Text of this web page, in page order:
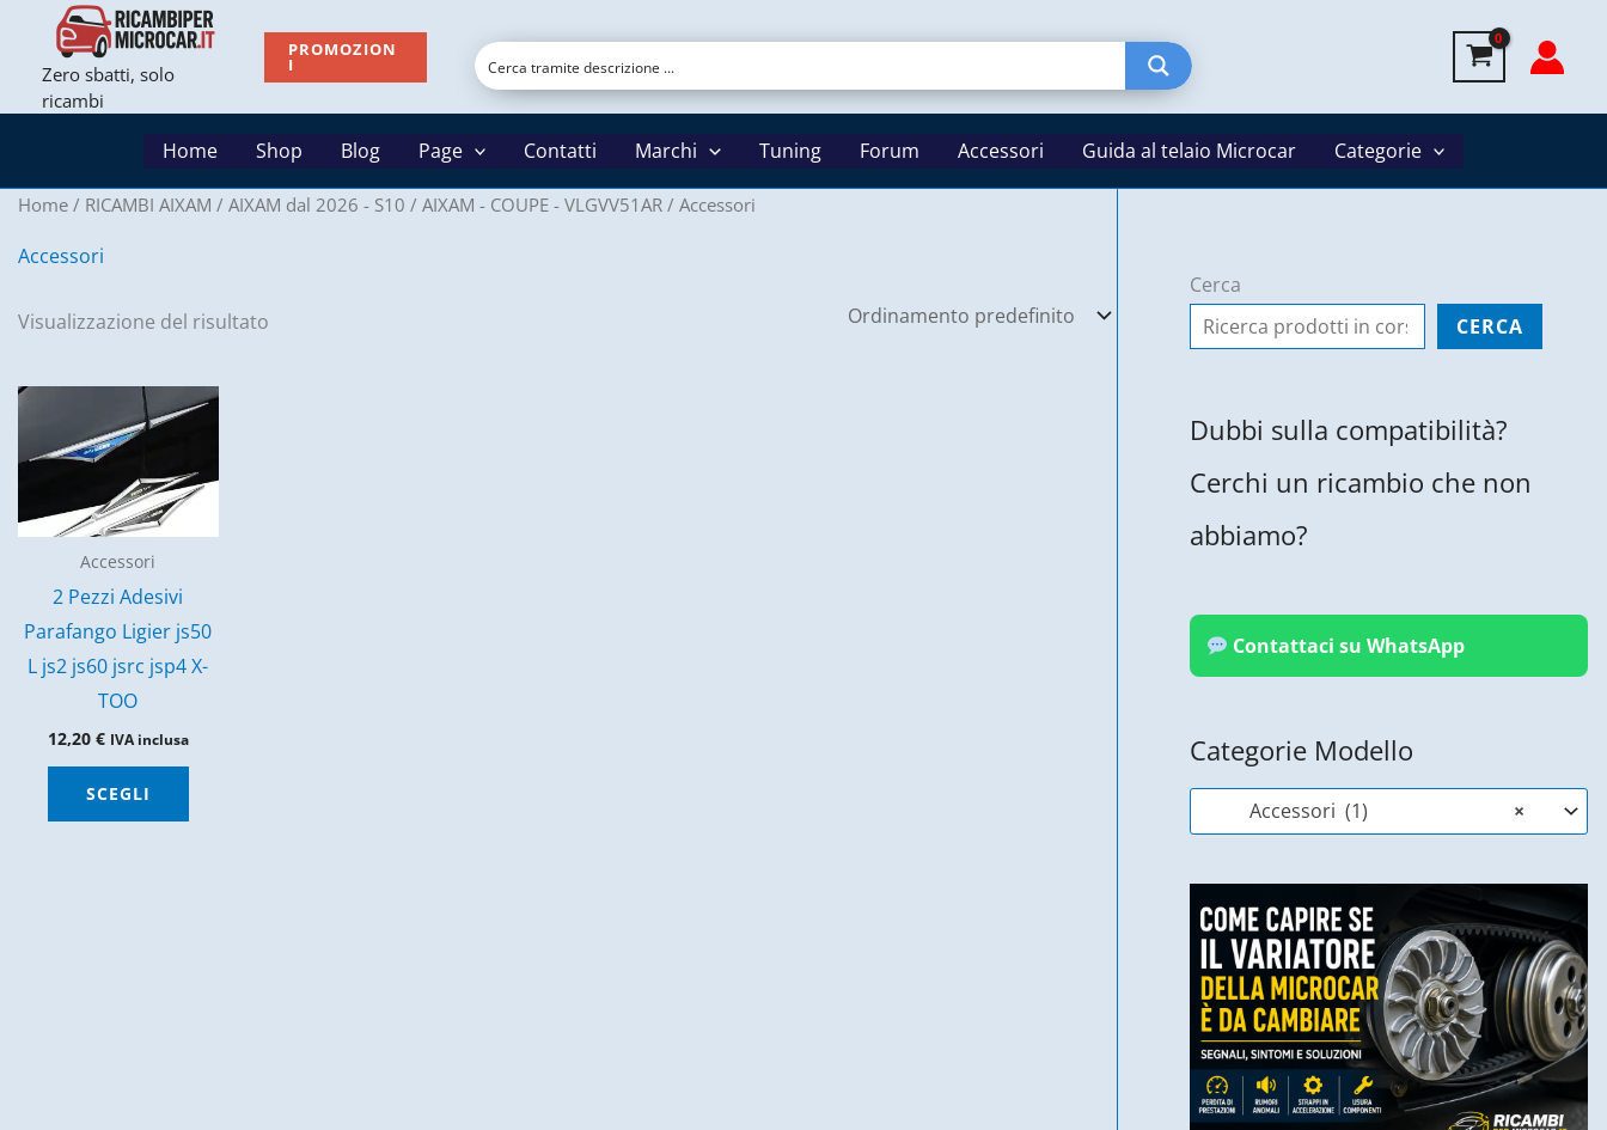
contenuto
Zero sbatti, solo
ricambi
PROMOZION
I
Home Shop Blog Page Contatti Marchi Tuning Forum Accessori Guida al telaio Microcar Categorie
Home / RICAMBI AIXAM / AIXAM dal 2026 - S10 / AIXAM - COUPE - VLGVV51AR / Accessori
Accessori
Visualizzazione del risultato
Accessori
2 Pezzi Adesivi
Parafango Ligier js50
L js2 js60 jsrc jsp4 X-
TOO
12,20 € IVA inclusa
SCEGLI
Questo
Cerca
CERCA
Dubbi sulla compatibilità?
Cerchi un ricambio che non
abbiamo?
Contattaci su WhatsApp
Categorie Modello
×
Accessori (1)